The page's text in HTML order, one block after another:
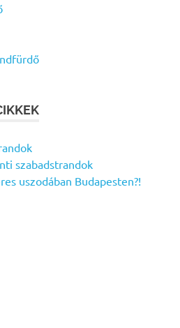
szabadstrandok
uszodában Budapesten?!